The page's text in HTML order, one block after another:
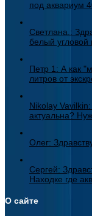
под аквариум
Светлана.:
белый угловой
Петр 1: А как
литров от
Nikolay
актуальна?
Олег:
Сергей:
Находке где
О сайте